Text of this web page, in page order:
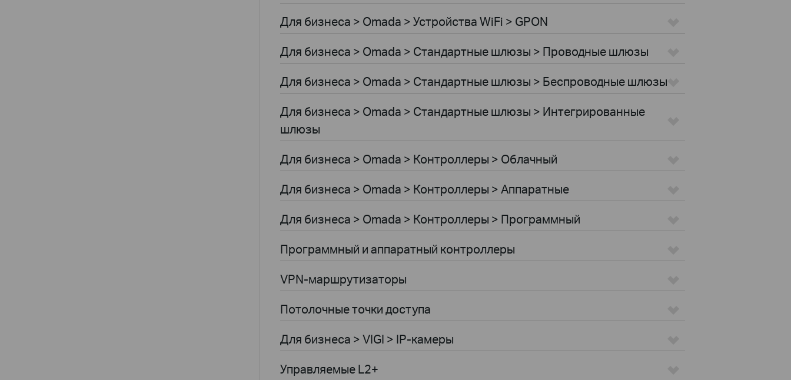
Для бизнеса > Omada > Устройства WiFi > GPON
Для бизнеса > Omada > Стандартные шлюзы > Проводные шлюзы
Для бизнеса > Omada > Стандартные шлюзы > Беспроводные шлюзы
Для бизнеса > Omada > Стандартные шлюзы > Интегрированные
шлюзы
Для бизнеса > Omada > Контроллеры > Облачный
Для бизнеса > Omada > Контроллеры > Аппаратные
Для бизнеса > Omada > Контроллеры > Программный
Программный и аппаратный контроллеры
VPN-маршрутизаторы
Потолочные точки доступа
Для бизнеса > VIGI > IP-камеры
Управляемые L2+